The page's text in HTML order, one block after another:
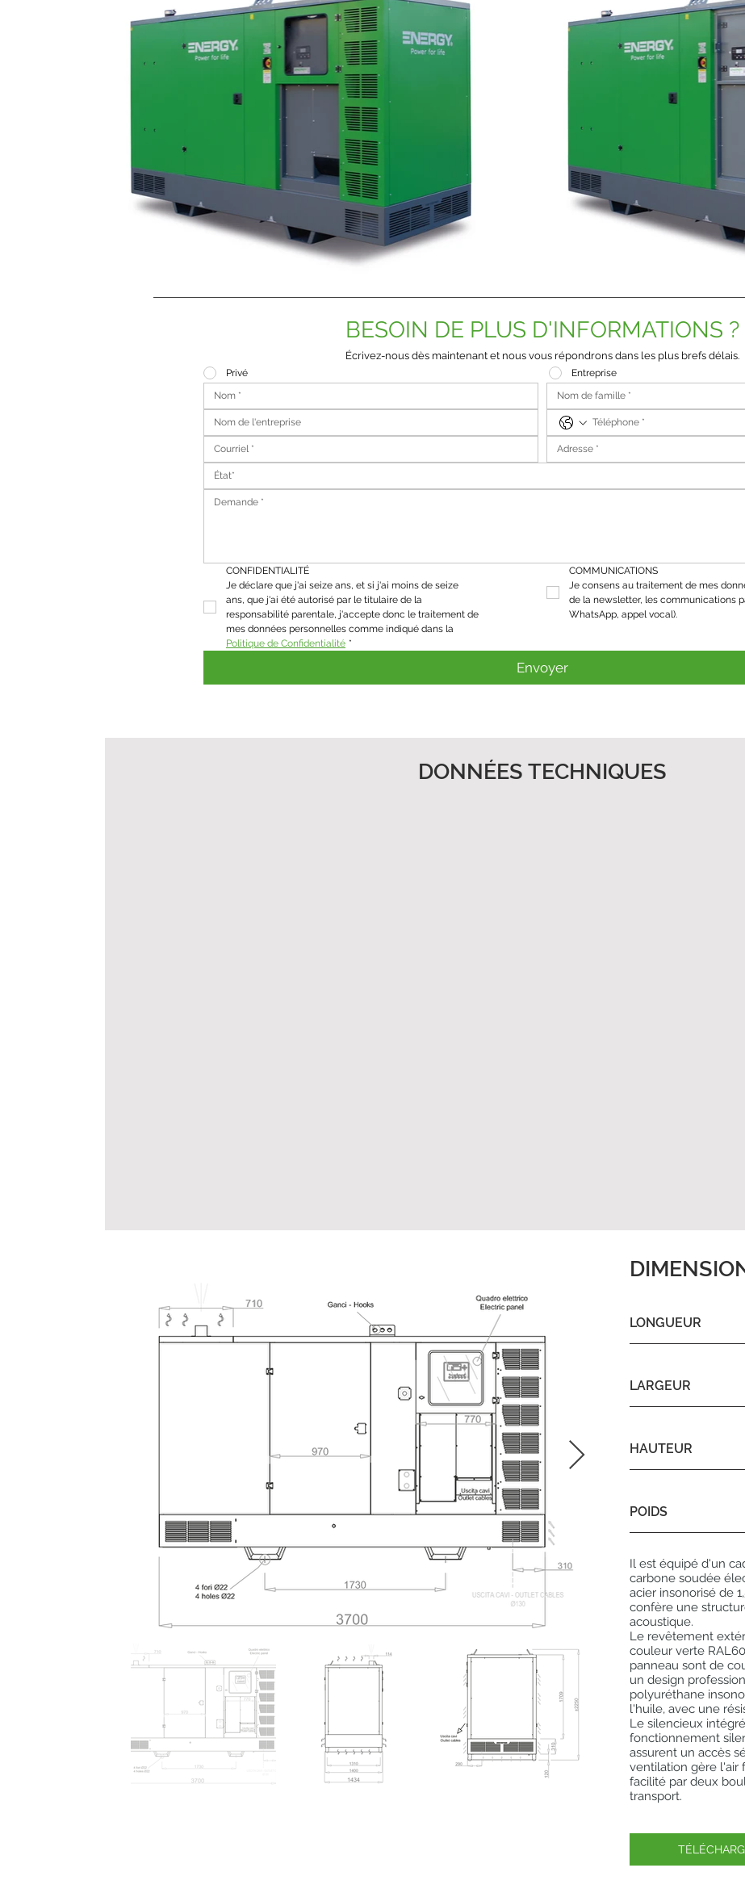
BESOIN DE PLUS D'INFORMATIONS ?
Écrivez-nous dès maintenant et nous vous répondrons dans les plus brefs délais.
Privé Entreprise
État*
CONFIDENTIALITÉ
Je déclare que j'ai seize ans, et si j'ai moins de seize
ans, que j'ai été autorisé par le titulaire de la
responsabilité parentale, j'accepte donc le traitement de
Politique de Confidentialité *
COMMUNICATIONS
Je consens au traitement de mes
de la newsletter, les communications
WhatsApp, appel vocal).
Envoyer
DONNÉES TECHNIQUES
LONGUEUR
LARGEUR
HAUTEUR
POIDS
Il est équipé d'un
carbone soudée
acier insonorisé de
confère une
acoustique.
Le revêtement
couleur verte
panneau sont de
un design
polyuréthane
l'huile, avec une
Le silencieux
fonctionnement
assurent un accès
ventilation gère l'air
facilité par deux
transport.